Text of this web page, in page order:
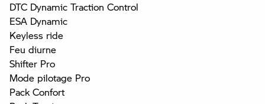
DTC Dynamic Traction Control
ESA Dynamic
Keyless ride
Feu diurne
Shifter Pro
Mode pilotage Pro
Pack Confort